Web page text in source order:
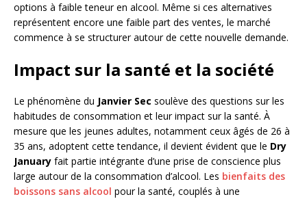
options à faible teneur en alcool. Même si ces alternatives
représentent encore une faible part des ventes, le marché
commence à se structurer autour de cette nouvelle demande.
Impact sur la santé et la société
Le phénomène du Janvier Sec soulève des questions sur les
habitudes de consommation et leur impact sur la santé. À
mesure que les jeunes adultes, notamment ceux âgés de 26 à
35 ans, adoptent cette tendance, il devient évident que le Dry
January fait partie intégrante d’une prise de conscience plus
large autour de la consommation d’alcool. Les bienfaits des
boissons sans alcool pour la santé, couplés à une